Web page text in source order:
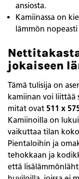
ansiosta.
Kamiinassa on
lämmön
jokaiseen
Tämä tulisija on
kamiinan voi liittää
mitat ovat 511 x
Kamiinoilla on
vaikuttaa tilan
Pientaloihin ja
tehokkaan ja
että